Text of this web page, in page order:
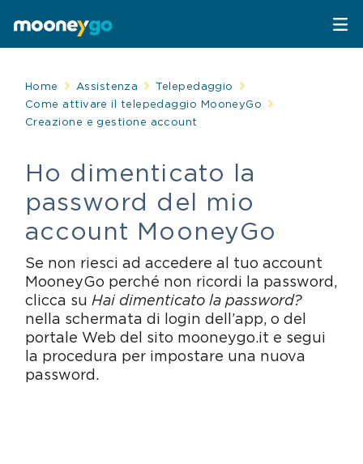
Parcheggi
Parcheggia con MooneyGo
Sosta su strisce blu
Spostati con MooneyGo
Trasporto pubblico
Treni e bus
Taxi
Mobility sharing
Telepedaggio
Telepedaggio
Parcheggi convenzionati
Area C di Milano
Traghetto Stretto Messina
Assistenza Stradale
Attrazioni
FAQ
Home Assistenza
Telepedaggio
Come attivare il telepedaggio MooneyGo
Creazione e gestione account
Ho dimenticato la
password del mio
account MooneyGo
Se non riesci ad accedere al tuo account
MooneyGo perché non ricordi la password,
clicca su Hai dimenticato la password?
nella schermata di login dell’app, o del
portale Web del sito mooneygo.it e segui
la procedura per impostare una nuova
password.